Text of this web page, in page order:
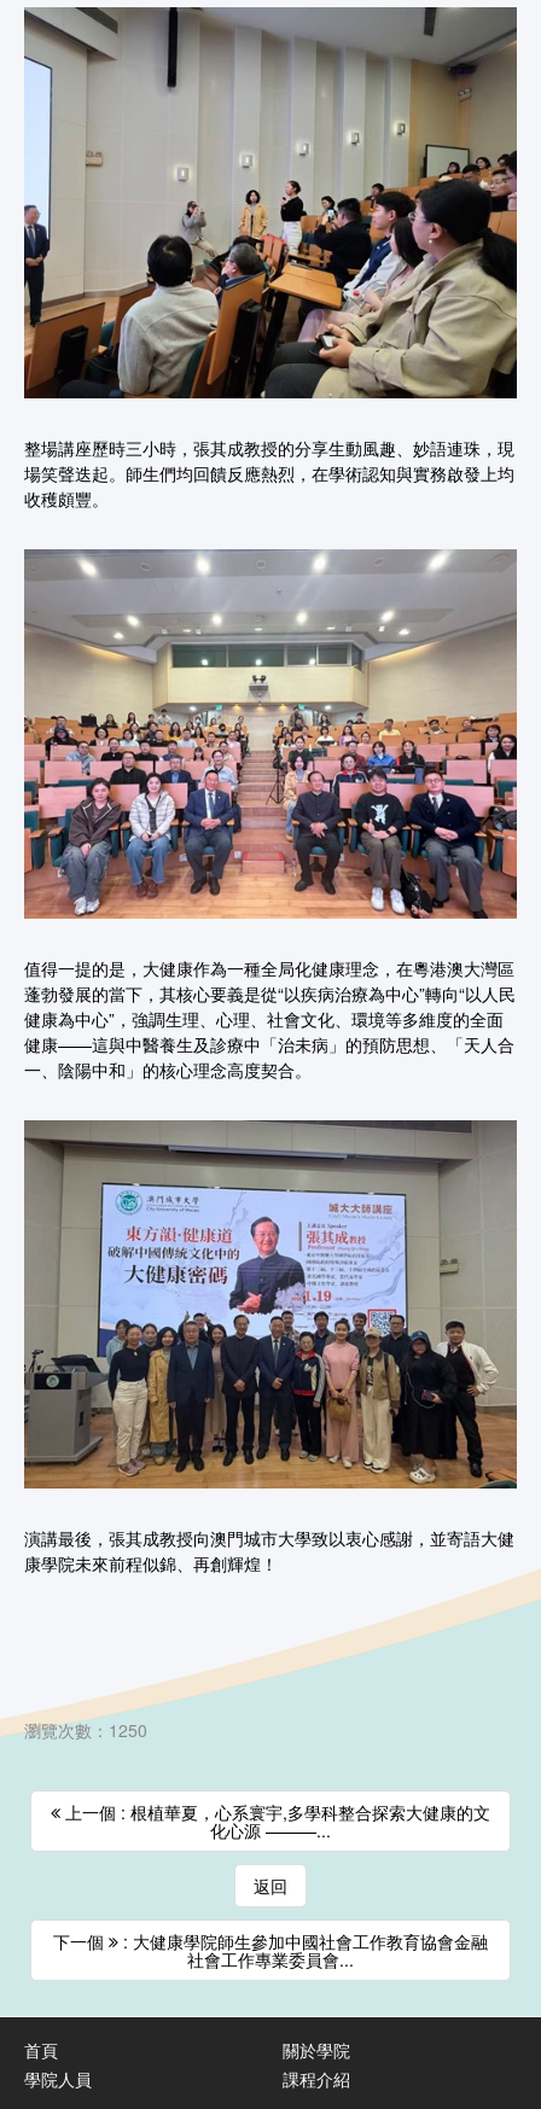
整場講座歷時三小時，張其成教授的分享生動風趣、妙語連珠，現
場笑聲迭起。師生們均回饋反應熱烈，在學術認知與實務啟發上均
收穫頗豐。
值得一提的是，大健康作為一種全局化健康理念，在粵港澳大灣區
蓬勃發展的當下，其核心要義是從“以疾病治療為中心”轉向“以人民
健康為中心”，強調生理、心理、社會文化、環境等多維度的全面
健康——這與中醫養生及診療中「治未病」的預防思想、「天人合
一、陰陽中和」的核心理念高度契合。
演講最後，張其成教授向澳門城市大學致以衷心感謝，並寄語大健
康學院未來前程似錦、再創輝煌！
瀏覽次數：1250
上一個 : 根植華夏，心系寰宇,多學科整合探索大健康的文
化心源 ———...
返回
下一個 : 大健康學院師生參加中國社會工作教育協會金融
社會工作專業委員會...
首頁
關於學院
學院人員
課程介紹